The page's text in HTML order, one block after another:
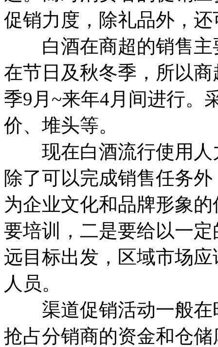
促销力度，除礼品外，
白酒在商超的销售主
在节日及秋冬季，所以
季9月~来年4月间进行。
价、堆头等。
现在白酒流行使用人
除了可以完成销售任务
为企业文化和品牌形象
要培训，二是要给以一
远目标出发，区域市场
人员。
渠道促销活动一般在
抢占分销商的资金和仓